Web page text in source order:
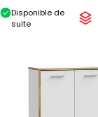
Disponible de
suite